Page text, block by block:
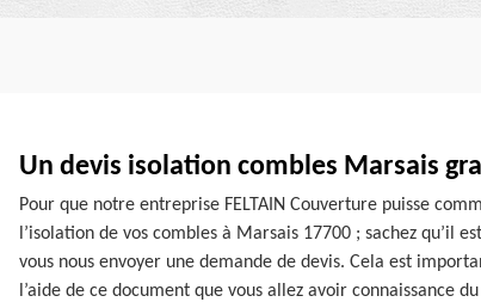
Un devis isolation combles Marsais
Pour que notre entreprise FELTAIN Couverture puisse
l’isolation de vos combles à Marsais 17700 ; sachez qu’il
vous nous envoyer une demande de devis. Cela est
l’aide de ce document que vous allez avoir connaissance